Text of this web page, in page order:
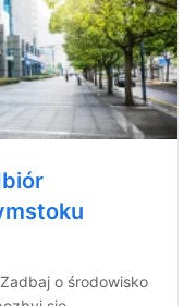
o środowisko